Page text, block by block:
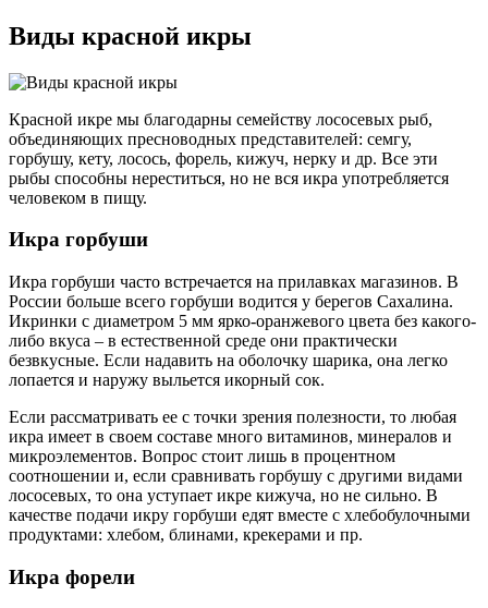
Виды красной икры
Красной икре мы благодарны семейству лососевых рыб,
объединяющих пресноводных представителей: семгу,
горбушу, кету, лосось, форель, кижуч, нерку и др. Все эти
рыбы способны нереститься, но не вся икра употребляется
человеком в пищу.
Икра горбуши
Икра горбуши часто встречается на прилавках магазинов. В
России больше всего горбуши водится у берегов Сахалина.
Икринки с диаметром 5 мм ярко-оранжевого цвета без какого-
либо вкуса – в естественной среде они практически
безвкусные. Если надавить на оболочку шарика, она легко
лопается и наружу выльется икорный сок.
Если рассматривать ее с точки зрения полезности, то любая
икра имеет в своем составе много витаминов, минералов и
микроэлементов. Вопрос стоит лишь в процентном
соотношении и, если сравнивать горбушу с другими видами
лососевых, то она уступает икре кижуча, но не сильно. В
качестве подачи икру горбуши едят вместе с хлебобулочными
продуктами: хлебом, блинами, крекерами и пр.
Икра форели